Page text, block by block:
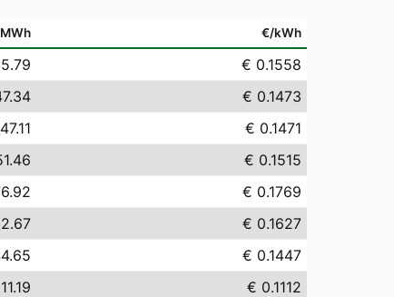
€/kWh
€ 0.1558
€ 0.1473
€ 0.1471
€ 0.1515
€ 0.1769
€ 0.1627
€ 0.1447
€ 0.1112